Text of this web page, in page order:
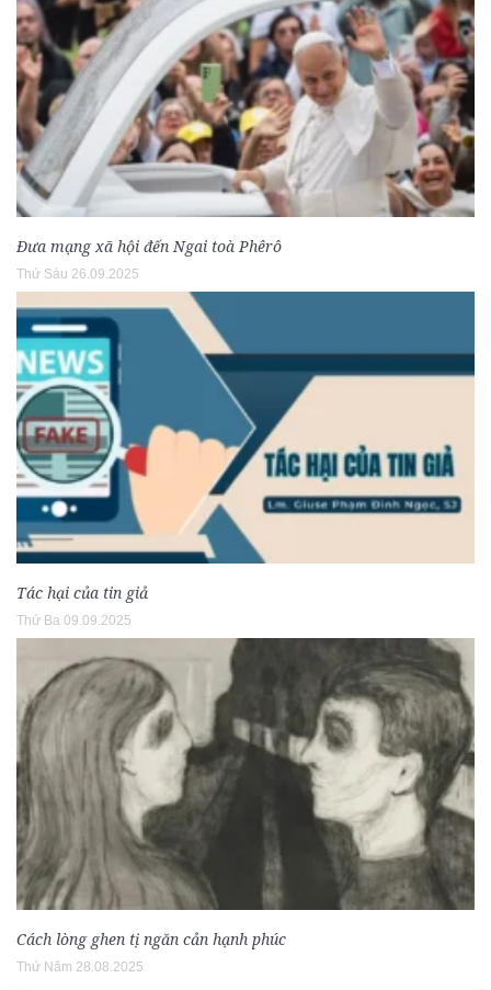
Đưa mạng xã hội đến Ngai toà Phêrô
Thứ Sáu 26.09.2025
Tác hại của tin giả
Thứ Ba 09.09.2025
Cách lòng ghen tị ngăn cản hạnh phúc
Thứ Năm 28.08.2025